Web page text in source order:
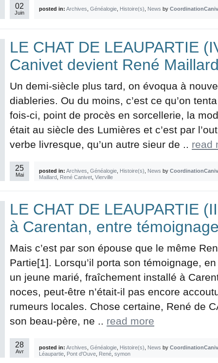
02
Juin
posted in: Archives Généalogie Histoire(s) News by
LE CHAT DE LEAUPARTIE
Canivet devient René
Un demi-siècle plus tard, on évoqua à
diableries. Ou du moins, c’est ce qu’on
fois-ci, point de procès en sorcellerie, la
était au siècle des Lumières et c’est par
verbe livresque, qu’un autre sieur de .. read
25
Mai
posted in: Archives Généalogie Histoire(s) News by
Maillard René Canivet Vierville
LE CHAT DE LEAUPARTIE
à Carentan, entre
Mais c’est par son épouse que le même
Partie[1]. Lorsqu’il porta son témoignage,
un jeune marié, fraîchement installé à
noces, peut-être n’était-il pas encore
rumeurs locales. Chose certaine, René de
son beau-père, ne .. read more
28
Avr
posted in: Archives Généalogie Histoire(s) News by
Léaupartie Pont d'Ouve René symon